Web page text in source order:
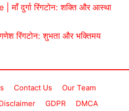
दुर्गा रिंगटोन: शक्ति और आस्था
रिंगटोन: शुभता और भक्तिमय
Contact Us
Our Team
GDPR DMCA